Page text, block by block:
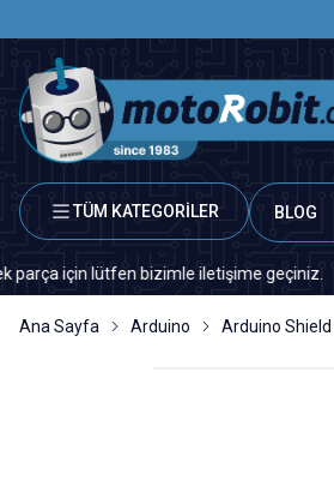
TÜM KATEGORİLER BLOG
için lütfen bizimle iletişime geçiniz.
Ana Sayfa Arduino Arduino Shield